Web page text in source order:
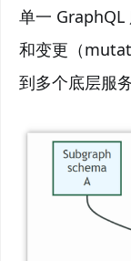
单一 GraphQL
和变更（
到多个底层服务